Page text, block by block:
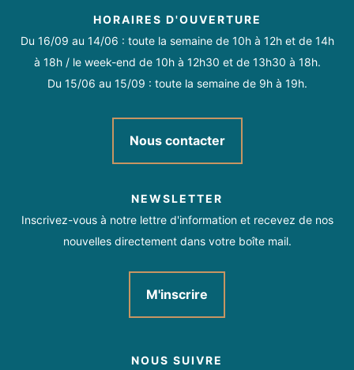
HORAIRES D'OUVERTURE
Du 16/09 au 14/06 : toute la semaine de 10h à 12h et de 14h
à 18h / le week-end de 10h à 12h30 et de 13h30 à 18h.
Du 15/06 au 15/09 : toute la semaine de 9h à 19h.
Nous contacter
NEWSLETTER
Inscrivez-vous à notre lettre d'information et recevez de nos
nouvelles directement dans votre boîte mail.
M'inscrire
NOUS SUIVRE